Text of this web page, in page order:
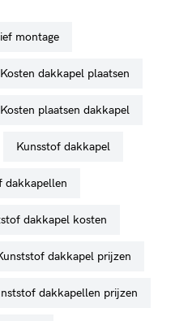
montage
kosten dakkapel plaatsen
kosten plaatsen dakkapel
kunsstof dakkapel
dakkapellen
dakkapel kosten
kunststof dakkapel prijzen
dakkapellen prijzen